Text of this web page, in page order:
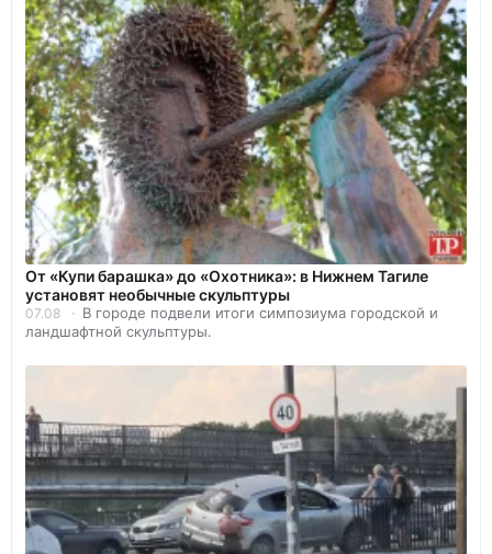
От «Купи барашка» до «Охотника»: в Нижнем Тагиле
установят необычные скульптуры
07.08
В городе подвели итоги симпозиума городской и
ландшафтной скульптуры.